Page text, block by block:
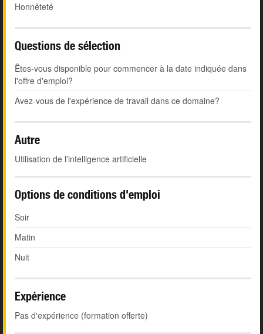
Honnêteté
Questions de sélection
Êtes-vous disponible pour commencer à la date indiquée dans
l'offre d'emploi?
Avez-vous de l'expérience de travail dans ce domaine?
Autre
Utilisation de l'intelligence artificielle
Options de conditions d'emploi
Soir
Matin
Nuit
Expérience
Pas d'expérience (formation offerte)